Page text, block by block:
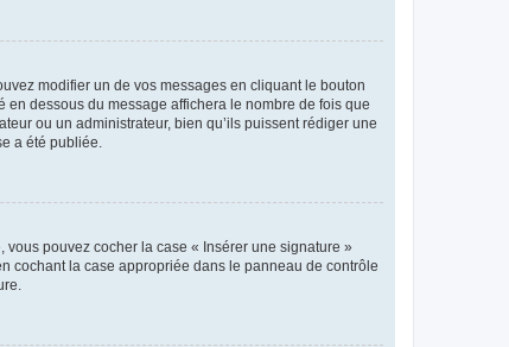
modifier un de vos messages en cliquant le bouton
dessous du message affichera le nombre de fois que
ou un administrateur, bien qu’ils puissent rédiger une
a été publiée.
pouvez cocher la case « Insérer une signature »
cochant la case appropriée dans le panneau de contrôle